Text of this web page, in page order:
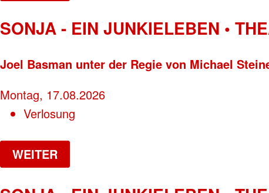
SONJA - EIN JUNKIELEBEN •
Joel Basman unter der Regie von Michael
Montag, 17.08.2026
Verlosung
WEITER